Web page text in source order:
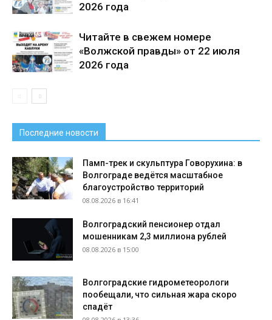
2026 года
Читайте в свежем номере
«Волжской правды» от 22 июля
2026 года
Последние новости
Памп-трек и скульптура Говорухина: в
Волгограде ведётся масштабное
благоустройство территорий
08.08.2026 в 16:41
Волгоградский пенсионер отдал
мошенникам 2,3 миллиона рублей
08.08.2026 в 15:00
Волгоградские гидрометеорологи
пообещали, что сильная жара скоро
спадёт